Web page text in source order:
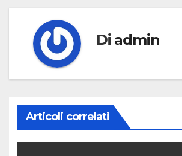
Di admin
Articoli correlati